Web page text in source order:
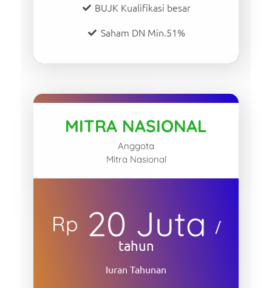
BUJK Kualifikasi besar
Saham DN Min.51%
MITRA NASIONAL
Anggota
Mitra Nasional
Rp 20 Juta
/
tahun
Iuran Tahunan